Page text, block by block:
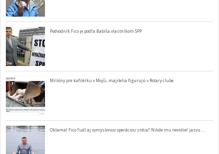
Podvodník Fico je podľa Babiša vlastníkom SPP
Milióny pre kafilérku v Mojši, majitelia figurujú v Rotary clube
Oklamal Fico ľudí aj vymyslenou operáciou srdca? Nikde mu nevidieť jazvu…